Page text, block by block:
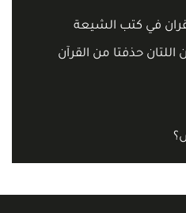
في كتب الشيعة
اللتان حذفتا من القرآن